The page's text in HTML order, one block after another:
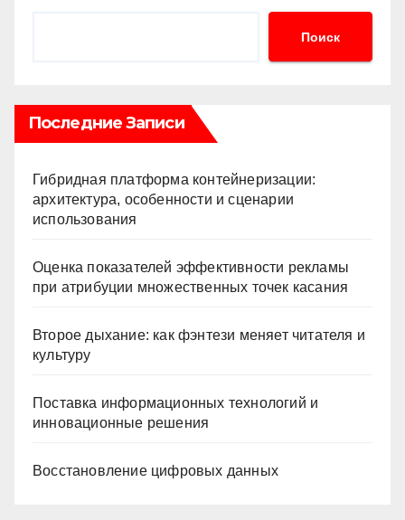
Поиск
Последние Записи
Гибридная платформа контейнеризации:
архитектура, особенности и сценарии
использования
Оценка показателей эффективности рекламы
при атрибуции множественных точек касания
Второе дыхание: как фэнтези меняет читателя и
культуру
Поставка информационных технологий и
инновационные решения
Восстановление цифровых данных